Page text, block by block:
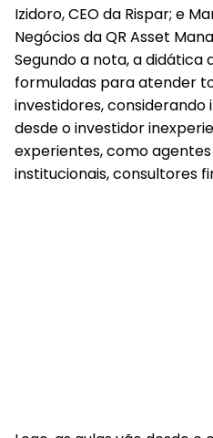
Izidoro, CEO da Rispar; e
Negócios da QR Asset
Segundo a nota, a didática
formuladas para atender
investidores, considerando
desde o investidor
experientes, como
institucionais, consultores